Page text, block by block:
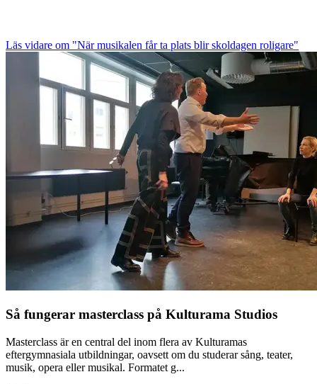
Läs vidare om "När musikalen får ta plats blir skoldagen roligare"
Så fungerar masterclass på Kulturama Studios
Masterclass är en central del inom flera av Kulturamas
eftergymnasiala utbildningar, oavsett om du studerar sång, teater,
musik, opera eller musikal. Formatet g...